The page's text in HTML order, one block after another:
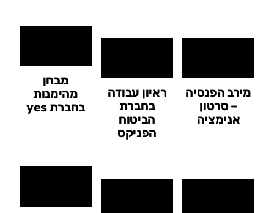
מירב הפנסיה
– סרטון
אנימציה
ראיון עבודה
בחברת
הביטוח
הפניקס
מבחן
מהימנות
בחברת yes